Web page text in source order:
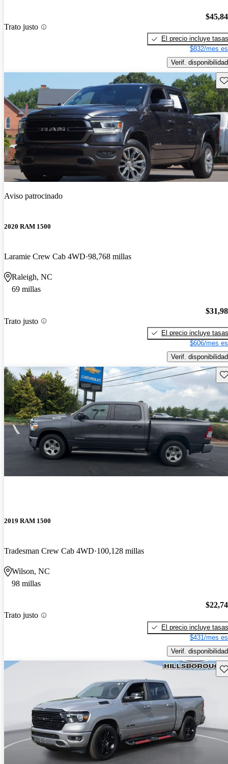
Trato justo
El precio incluye tasas
$832/mes
Verif. disponibilidad
Aviso patrocinado
2020 RAM 1500
Laramie Crew Cab 4WD 98,768 millas
Raleigh, NC
69 millas
Trato justo
El precio incluye tasas
$606/mes
Verif. disponibilidad
2019 RAM 1500
Tradesman Crew Cab 4WD 100,128 millas
Wilson, NC
98 millas
Trato justo
El precio incluye tasas
$431/mes
Verif. disponibilidad